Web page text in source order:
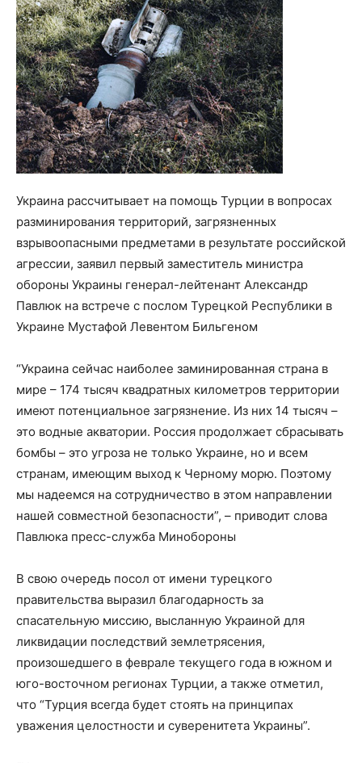
Украина рассчитывает на помощь Турции в вопросах
разминирования территорий, загрязненных
взрывоопасными предметами в результате российской
агрессии, заявил первый заместитель министра
обороны Украины генерал-лейтенант Александр
Павлюк на встрече с послом Турецкой Республики в
Украине Мустафой Левентом Бильгеном
“Украина сейчас наиболее заминированная страна в
мире – 174 тысяч квадратных километров территории
имеют потенциальное загрязнение. Из них 14 тысяч –
это водные акватории. Россия продолжает сбрасывать
бомбы – это угроза не только Украине, но и всем
странам, имеющим выход к Черному морю. Поэтому
мы надеемся на сотрудничество в этом направлении
нашей совместной безопасности”, – приводит слова
Павлюка пресс-служба Минобороны
В свою очередь посол от имени турецкого
правительства выразил благодарность за
спасательную миссию, высланную Украиной для
ликвидации последствий землетрясения,
произошедшего в феврале текущего года в южном и
юго-восточном регионах Турции, а также отметил,
что “Турция всегда будет стоять на принципах
уважения целостности и суверенитета Украины”.